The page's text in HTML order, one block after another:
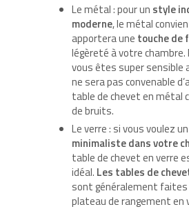
Le métal : pour un style
moderne, le métal
apportera une touche de
légèreté à votre chambre.
vous êtes super sensible
ne sera pas convenable
table de chevet en métal
de bruits.
Le verre : si vous voulez un
minimaliste dans votre
table de chevet en verre
idéal. Les tables de
sont généralement faites
plateau de rangement en